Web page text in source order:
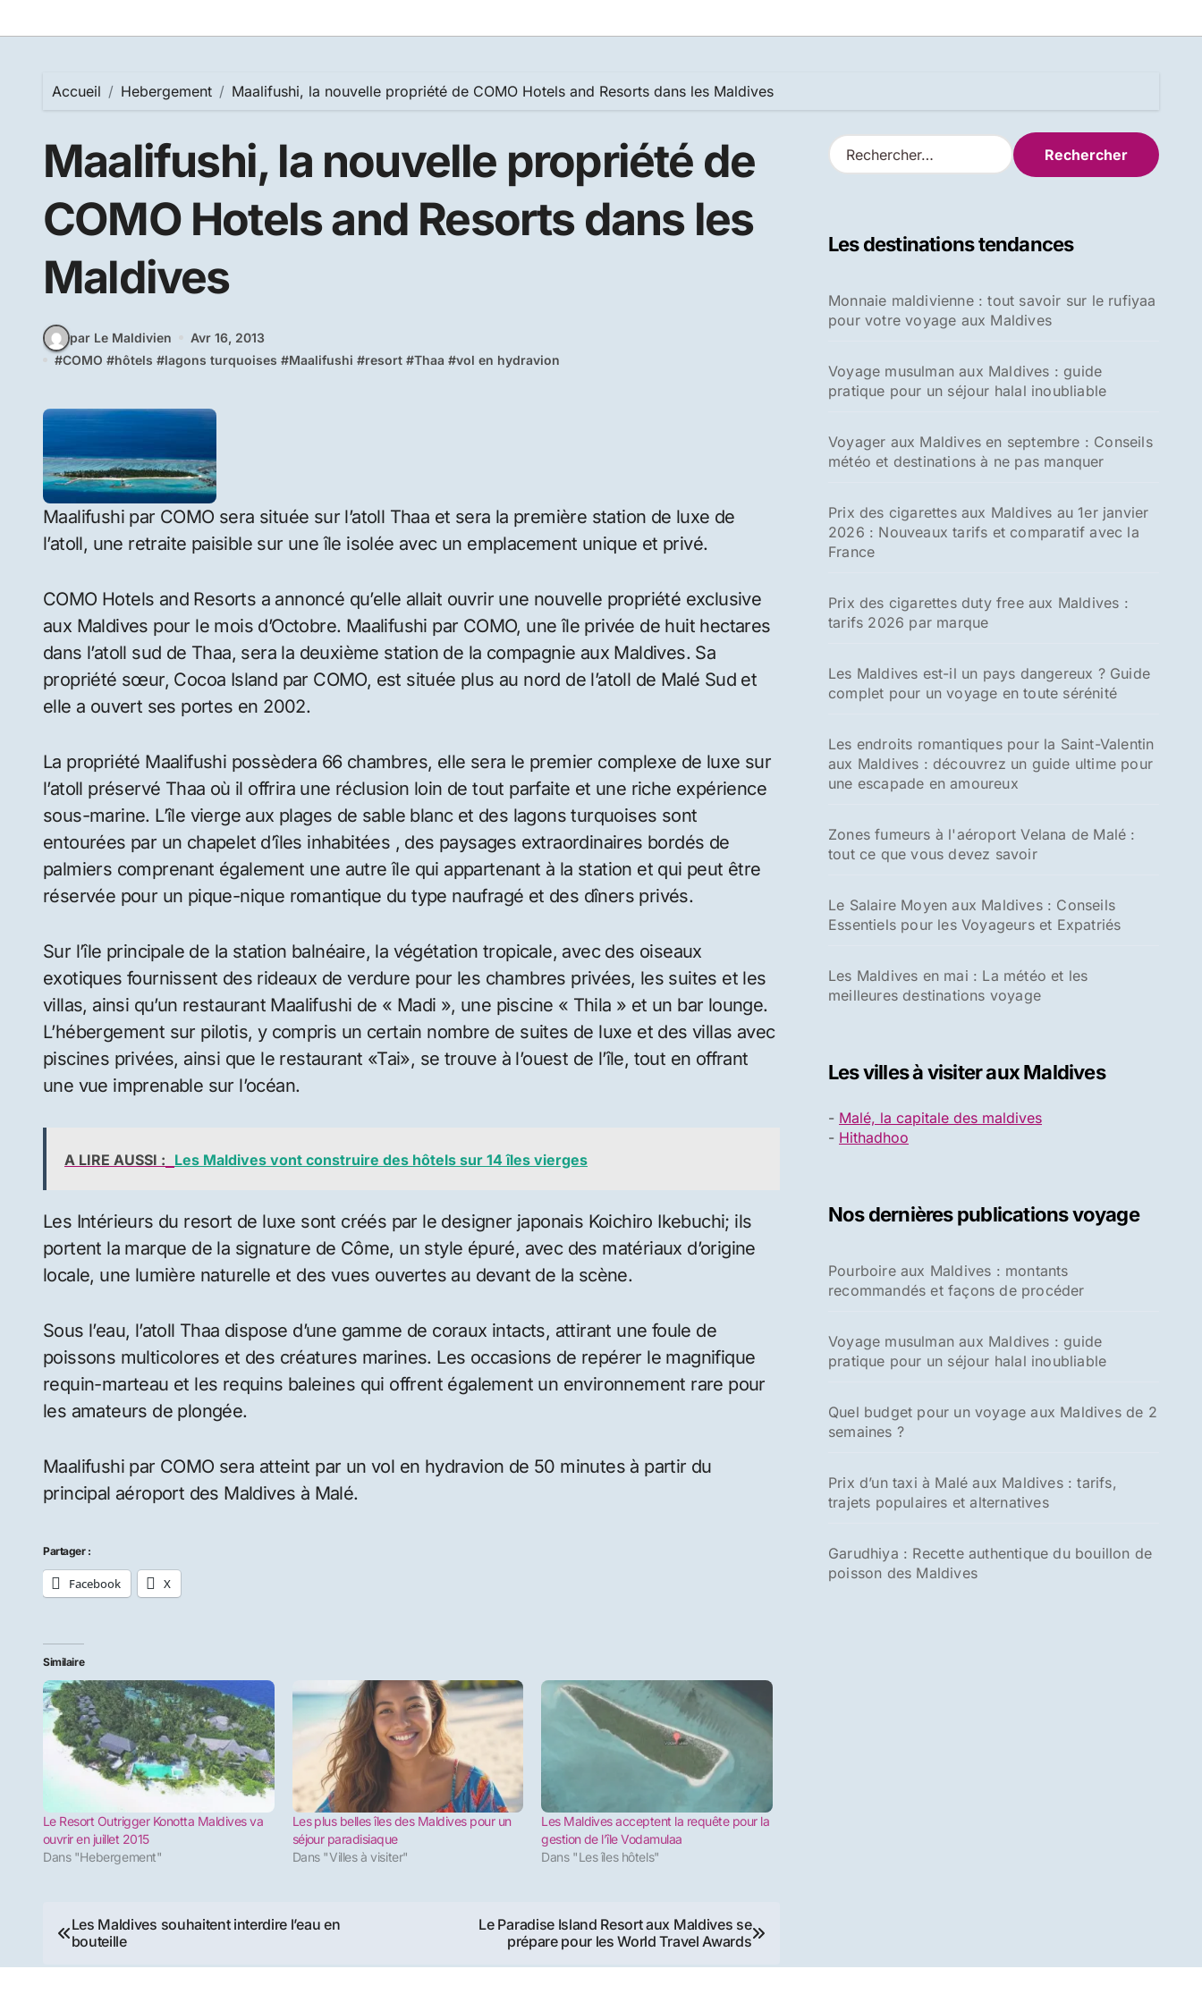
Accueil Hebergement Maalifushi, la nouvelle propriété de COMO Hotels and Resorts dans les Maldives
Maalifushi, la nouvelle propriété de
COMO Hotels and Resorts dans les
Maldives
par Le Maldivien
Avr 16, 2013
#COMO #hôtels #lagons turquoises #Maalifushi #resort #Thaa #vol en hydravion
Maalifushi par COMO sera située sur l’atoll Thaa et sera la première station de luxe de
l’atoll, une retraite paisible sur une île isolée avec un emplacement unique et privé.
COMO Hotels and Resorts a annoncé qu’elle allait ouvrir une nouvelle propriété exclusive
aux Maldives pour le mois d’Octobre. Maalifushi par COMO, une île privée de huit hectares
dans l’atoll sud de Thaa, sera la deuxième station de la compagnie aux Maldives. Sa
propriété sœur, Cocoa Island par COMO, est située plus au nord de l’atoll de Malé Sud et
elle a ouvert ses portes en 2002.
La propriété Maalifushi possèdera 66 chambres, elle sera le premier complexe de luxe sur
l’atoll préservé Thaa où il offrira une réclusion loin de tout parfaite et une riche expérience
sous-marine. L’île vierge aux plages de sable blanc et des lagons turquoises sont
entourées par un chapelet d’îles inhabitées , des paysages extraordinaires bordés de
palmiers comprenant également une autre île qui appartenant à la station et qui peut être
réservée pour un pique-nique romantique du type naufragé et des dîners privés.
Sur l’île principale de la station balnéaire, la végétation tropicale, avec des oiseaux
exotiques fournissent des rideaux de verdure pour les chambres privées, les suites et les
villas, ainsi qu’un restaurant Maalifushi de « Madi », une piscine « Thila » et un bar lounge.
L’hébergement sur pilotis, y compris un certain nombre de suites de luxe et des villas avec
piscines privées, ainsi que le restaurant «Tai», se trouve à l’ouest de l’île, tout en offrant
une vue imprenable sur l’océan.
A LIRE AUSSI : Les Maldives vont construire des hôtels sur 14 îles vierges
Les Intérieurs du resort de luxe sont créés par le designer japonais Koichiro Ikebuchi; ils
portent la marque de la signature de Côme, un style épuré, avec des matériaux d’origine
locale, une lumière naturelle et des vues ouvertes au devant de la scène.
Sous l’eau, l’atoll Thaa dispose d’une gamme de coraux intacts, attirant une foule de
poissons multicolores et des créatures marines. Les occasions de repérer le magnifique
requin-marteau et les requins baleines qui offrent également un environnement rare pour
les amateurs de plongée.
Maalifushi par COMO sera atteint par un vol en hydravion de 50 minutes à partir du
principal aéroport des Maldives à Malé.
Partager :
Facebook X
Similaire
Le Resort Outrigger Konotta Maldives va
ouvrir en juillet 2015
Dans "Hebergement"
Les plus belles îles des Maldives pour un
séjour paradisiaque
Dans "Villes à visiter"
Les Maldives acceptent la requête pour la
gestion de l’île Vodamulaa
Dans "Les îles hôtels"
Navigation
de
Les Maldives souhaitent interdire l’eau en
bouteille
Le Paradise Island Resort aux Maldives se
prépare pour les World Travel Awards
R
e
r
e
r
Les destinations tendances
Monnaie maldivienne : tout savoir sur le rufiyaa
pour votre voyage aux Maldives
Voyage musulman aux Maldives : guide
pratique pour un séjour halal inoubliable
Voyager aux Maldives en septembre : Conseils
météo et destinations à ne pas manquer
Prix des cigarettes aux Maldives au 1er janvier
2026 : Nouveaux tarifs et comparatif avec la
France
Prix des cigarettes duty free aux Maldives :
tarifs 2026 par marque
Les Maldives est-il un pays dangereux ? Guide
complet pour un voyage en toute sérénité
Les endroits romantiques pour la Saint-Valentin
aux Maldives : découvrez un guide ultime pour
une escapade en amoureux
Zones fumeurs à l'aéroport Velana de Malé :
tout ce que vous devez savoir
Le Salaire Moyen aux Maldives : Conseils
Essentiels pour les Voyageurs et Expatriés
Les Maldives en mai : La météo et les
meilleures destinations voyage
Les villes à visiter aux Maldives
- Malé, la capitale des maldives
- Hithadhoo
Nos dernières publications voyage
Pourboire aux Maldives : montants
recommandés et façons de procéder
Voyage musulman aux Maldives : guide
pratique pour un séjour halal inoubliable
Quel budget pour un voyage aux Maldives de 2
semaines ?
Prix d’un taxi à Malé aux Maldives : tarifs,
trajets populaires et alternatives
Garudhiya : Recette authentique du bouillon de
poisson des Maldives